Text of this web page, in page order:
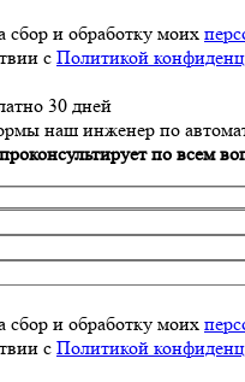
сбор и обработку моих
с Политикой
30 дней
наш инженер по
по всем
сбор и обработку моих
с Политикой